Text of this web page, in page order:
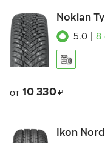
Nokian
5.0 8
от 10 330 ₽
Ikon